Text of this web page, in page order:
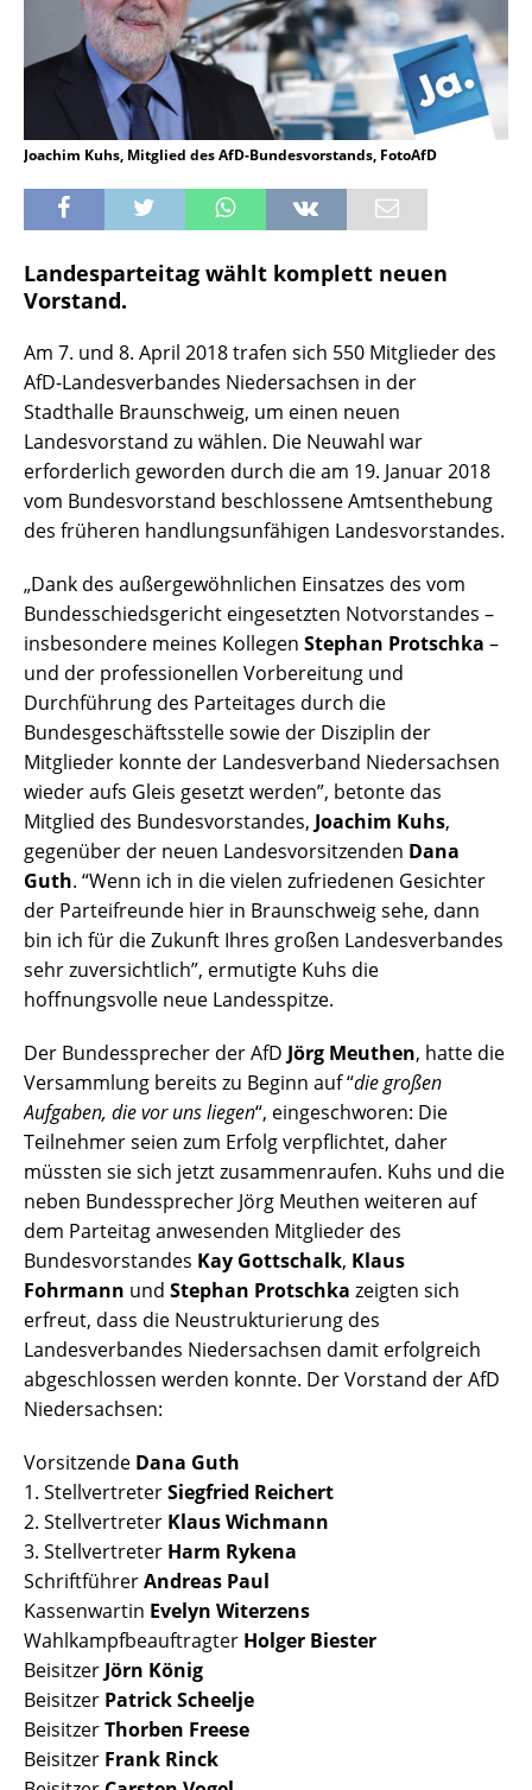
Joachim Kuhs, Mitglied des AfD-Bundesvorstands, FotoAfD
Landesparteitag wählt komplett neuen
Vorstand.
Am 7. und 8. April 2018 trafen sich 550 Mitglieder des
AfD-Landesverbandes Niedersachsen in der
Stadthalle Braunschweig, um einen neuen
Landesvorstand zu wählen. Die Neuwahl war
erforderlich geworden durch die am 19. Januar 2018
vom Bundesvorstand beschlossene Amtsenthebung
des früheren handlungsunfähigen Landesvorstandes.
„Dank des außergewöhnlichen Einsatzes des vom
Bundesschiedsgericht eingesetzten Notvorstandes –
insbesondere meines Kollegen Stephan Protschka –
und der professionellen Vorbereitung und
Durchführung des Parteitages durch die
Bundesgeschäftsstelle sowie der Disziplin der
Mitglieder konnte der Landesverband Niedersachsen
wieder aufs Gleis gesetzt werden”, betonte das
Mitglied des Bundesvorstandes, Joachim Kuhs,
gegenüber der neuen Landesvorsitzenden Dana
Guth. “Wenn ich in die vielen zufriedenen Gesichter
der Parteifreunde hier in Braunschweig sehe, dann
bin ich für die Zukunft Ihres großen Landesverbandes
sehr zuversichtlich”, ermutigte Kuhs die
hoffnungsvolle neue Landesspitze.
Der Bundessprecher der AfD Jörg Meuthen, hatte die
Versammlung bereits zu Beginn auf “die großen
Aufgaben, die vor uns liegen“, eingeschworen: Die
Teilnehmer seien zum Erfolg verpflichtet, daher
müssten sie sich jetzt zusammenraufen. Kuhs und die
neben Bundessprecher Jörg Meuthen weiteren auf
dem Parteitag anwesenden Mitglieder des
Bundesvorstandes Kay Gottschalk, Klaus
Fohrmann und Stephan Protschka zeigten sich
erfreut, dass die Neustrukturierung des
Landesverbandes Niedersachsen damit erfolgreich
abgeschlossen werden konnte. Der Vorstand der AfD
Niedersachsen:
Vorsitzende Dana Guth
1. StellvertreterSiegfried Reichert
2. Stellvertreter Klaus Wichmann
3. Stellvertreter Harm Rykena
SchriftführerAndreas Paul
Kassenwartin Evelyn Witerzens
Wahlkampfbeauftragter Holger Biester
Beisitzer Jörn König
Beisitzer Patrick Scheelje
BeisitzerThorben Freese
Beisitzer Frank Rinck